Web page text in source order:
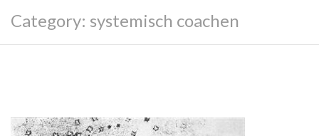
Category: systemisch coachen